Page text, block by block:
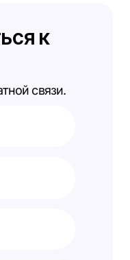
к
связи.